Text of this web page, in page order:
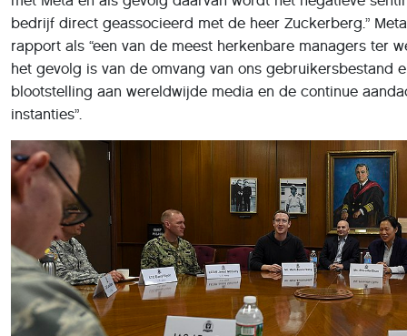
bedrijf direct geassocieerd met de heer Zuckerberg.”
rapport als “een van de meest herkenbare managers ter
het gevolg is van de omvang van ons gebruikersbestand
blootstelling aan wereldwijde media en de continue
instanties”.